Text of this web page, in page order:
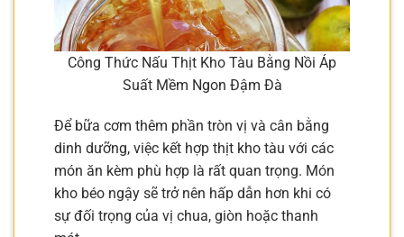
Công Thức Nấu Thịt Kho Tàu Bằng Nồi Áp
Suất Mềm Ngon Đậm Đà
Để bữa cơm thêm phần tròn vị và cân bằng
dinh dưỡng, việc kết hợp thịt kho tàu với các
món ăn kèm phù hợp là rất quan trọng. Món
kho béo ngậy sẽ trở nên hấp dẫn hơn khi có
sự đối trọng của vị chua, giòn hoặc thanh